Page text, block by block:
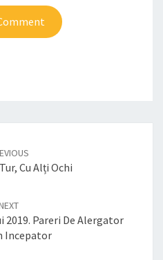
Cu Alți Ochi
Pareri De Alergator
Incepator